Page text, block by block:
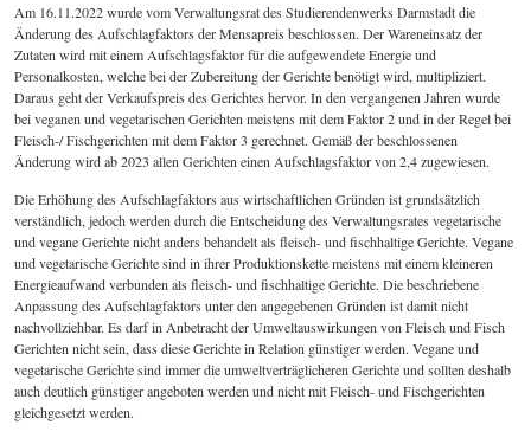
Am 16.11.2022 wurde vom Verwaltungsrat des Studierendenwerks Darmstadt die
Änderung des Aufschlagfaktors der Mensapreis beschlossen. Der Wareneinsatz der
Zutaten wird mit einem Aufschlagsfaktor für die aufgewendete Energie und
Personalkosten, welche bei der Zubereitung der Gerichte benötigt wird, multipliziert.
Daraus geht der Verkaufspreis des Gerichtes hervor. In den vergangenen Jahren wurde
bei veganen und vegetarischen Gerichten meistens mit dem Faktor 2 und in der Regel bei
Fleisch-/ Fischgerichten mit dem Faktor 3 gerechnet. Gemäß der beschlossenen
Änderung wird ab 2023 allen Gerichten einen Aufschlagsfaktor von 2,4 zugewiesen.
Die Erhöhung des Aufschlagfaktors aus wirtschaftlichen Gründen ist grundsätzlich
verständlich, jedoch werden durch die Entscheidung des Verwaltungsrates vegetarische
und vegane Gerichte nicht anders behandelt als fleisch- und fischhaltige Gerichte. Vegane
und vegetarische Gerichte sind in ihrer Produktionskette meistens mit einem kleineren
Energieaufwand verbunden als fleisch- und fischhaltige Gerichte. Die beschriebene
Anpassung des Aufschlagfaktors unter den angegebenen Gründen ist damit nicht
nachvollziehbar. Es darf in Anbetracht der Umweltauswirkungen von Fleisch und Fisch
Gerichten nicht sein, dass diese Gerichte in Relation günstiger werden. Vegane und
vegetarische Gerichte sind immer die umweltverträglicheren Gerichte und sollten deshalb
auch deutlich günstiger angeboten werden und nicht mit Fleisch- und Fischgerichten
gleichgesetzt werden.